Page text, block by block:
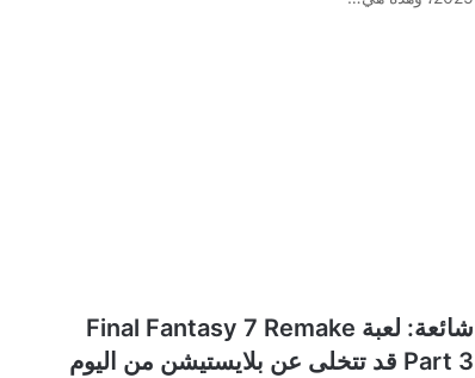
شائعة: لعبة Final Fantasy 7 Remake
Part 3 قد تتخلى عن بلايستيشن من اليوم